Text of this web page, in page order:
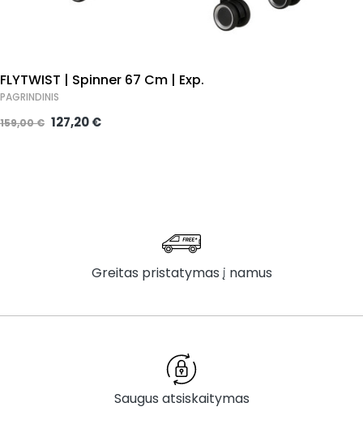
FLYTWIST | Spinner 67 Cm | Exp.
PAGRINDINIS
159,00 € 127,20 €
Greitas pristatymas į namus
Saugus atsiskaitymas